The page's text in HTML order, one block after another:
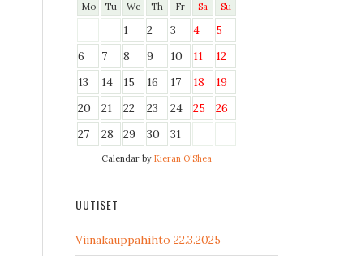
Mo Tu We Th Fr Sa Su
1 2 3 4
5
6
7 8 9 10 11
12
13
14 15 16 17 18
19
20
21 22 23 24 25
26
27
28 29 30 31
Calendar by Kieran O'Shea
UUTISET
Viinakauppahihto 22.3.2025